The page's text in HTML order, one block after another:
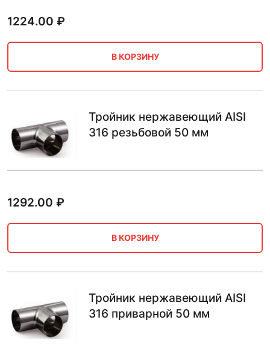
1224.00 ₽
В КОРЗИНУ
Тройник нержавеющий AISI
316 резьбовой 50 мм
1292.00 ₽
В КОРЗИНУ
Тройник нержавеющий AISI
316 приварной 50 мм